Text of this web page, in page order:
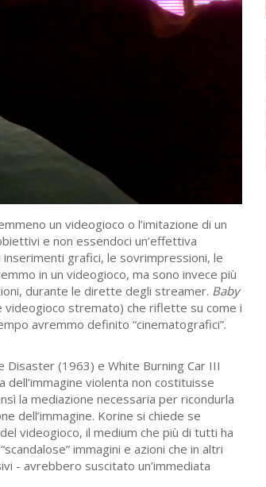
un videogioco o l’imitazione di un
e non essendoci un’effettiva
grafici, le sovrimpressioni, le
in un videogioco, ma sono invece più
durante le dirette degli streamer. Baby
stremato) che riflette su come i
avremmo definito “cinematografici”.
Disaster (1963) e White Burning Car III
violenta non costituisse
la mediazione necessaria per ricondurla
dell’immagine. Korine si chiede se
videogioco, il medium che più di tutti ha
immagini e azioni che in altri
- avrebbero suscitato un’immediata